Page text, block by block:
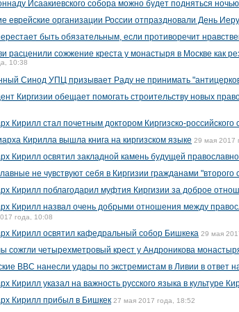
Исаакиевского собора можно будет подняться ночью
еврейские организации России отпраздновали День
быть обязательным, если противоречит
расценили сожжение креста у монастыря в Москве как
10:38
Синод УПЦ призывает Раду не принимать
Киргизии обещает помогать строительству новых
Кирилл стал почетным доктором Киргизско-российского
Кирилла вышла книга на киргизском языке 29 мая 2017
Кирилл освятил закладной камень будущей
не чувствуют себя в Киргизии гражданами
Кирилл поблагодарил муфтия Киргизии за доброе
Кирилл назвал очень добрыми отношения между
года, 10:08
Кирилл освятил кафедральный собор Бишкека 29 мая
сожгли четырехметровый крест у Андроникова
ВВС нанесли удары по экстремистам в Ливии в ответ
Кирилл указал на важность русского языка в культуре
Кирилл прибыл в Бишкек 27 мая 2017 года, 18:52